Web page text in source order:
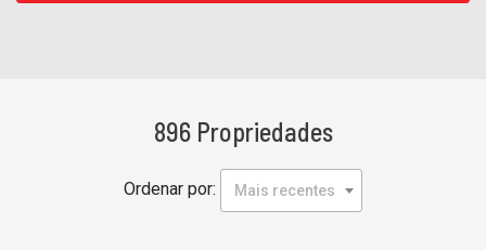
896 Propriedades
Ordenar por: Mais recentes